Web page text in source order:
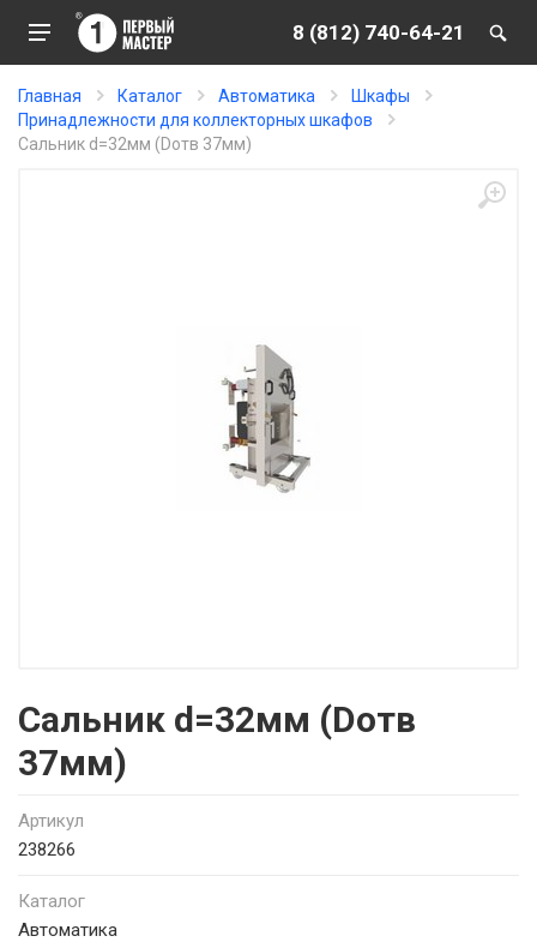
8 (812) 740-64-21
Главная Каталог Автоматика
Шкафы
Принадлежности для коллекторных шкафов
Сальник d=32мм (Dотв 37мм)
Сальник d=32мм (Dотв
37мм)
Артикул
238266
Каталог
Автоматика